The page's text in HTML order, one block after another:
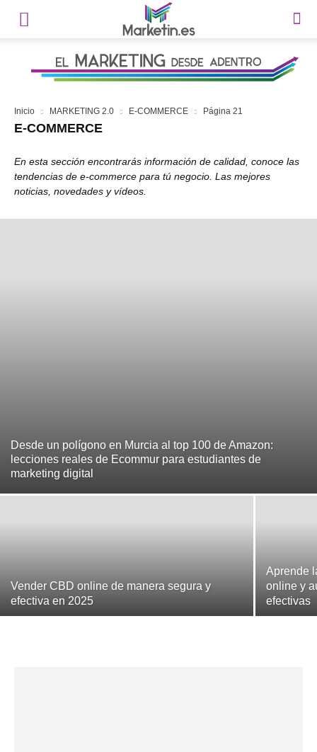
Inicio MARKETING 2.0 E-COMMERCE Página 21
E-COMMERCE
En esta sección encontrarás información de calidad, conoce las
tendencias de e-commerce para tú negocio. Las mejores
noticias, novedades y vídeos.
Desde un polígono en Murcia al top 100 de Amazon:
lecciones reales de Ecommur para estudiantes de
marketing digital
Vender CBD online de manera segura y
efectiva en 2025
Aprende
online y
efectivas